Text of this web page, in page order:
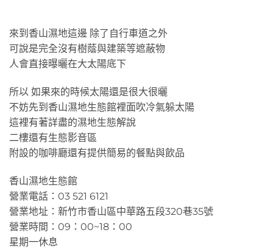
來到香山濕地這邊 除了自行車道之外
可說是完全沒有樹蔭與建築等遮蔽物
人會直接曝曬在大太陽底下
所以 如果來的時候太陽還是很大很曬
不妨先到香山濕地生態館裡面吹冷氣躲太陽
這裡有著詳盡的濕地生態解說
二樓還有生態影音區
附設的咖啡廳還有提供簡易的餐點與飲品
香山濕地生態館
營業電話：03 521 6121
營業地址：新竹市香山區中華路五段320巷35號
營業時間：09：00~18：00
星期一休息